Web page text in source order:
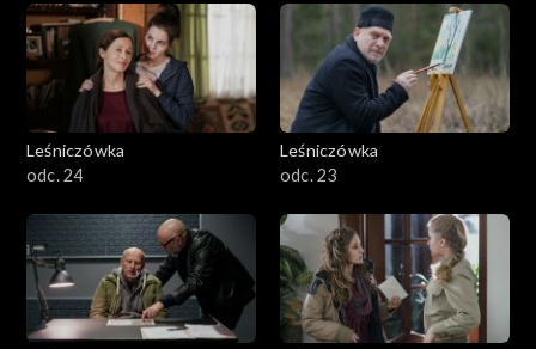
Leśniczówka
odc. 24
Leśniczówka
odc. 23